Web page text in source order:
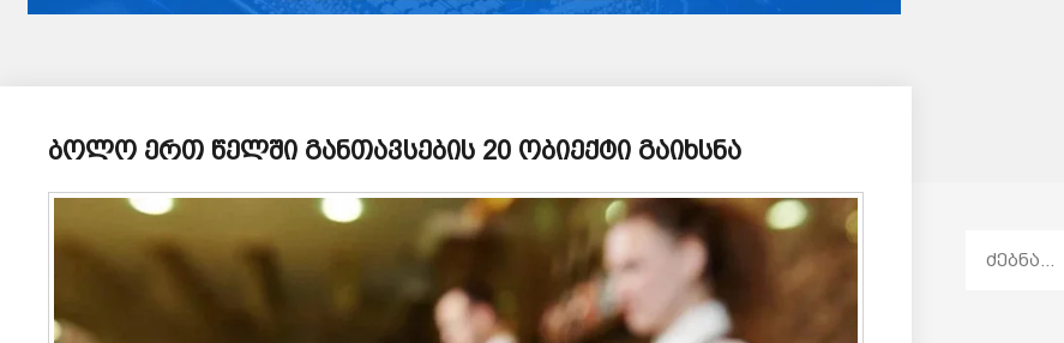
ბოლო ერთ წელში განთავსების 20 ობიექტი გაიხსნა